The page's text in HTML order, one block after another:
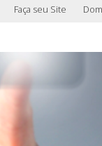
Faça seu Site